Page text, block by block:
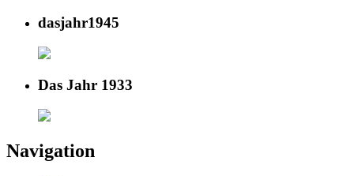
dasjahr1945
Das Jahr 1933
Navigation